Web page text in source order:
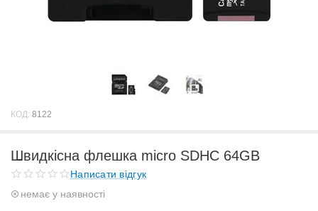
КОД: 8122
Швидкісна флешка micro SDHC 64GB
Написати відгук
немає у наявності